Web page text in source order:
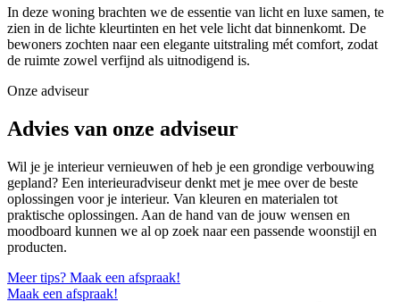
In deze woning brachten we de essentie van licht en luxe samen, te
zien in de lichte kleurtinten en het vele licht dat binnenkomt. De
bewoners zochten naar een elegante uitstraling mét comfort, zodat
de ruimte zowel verfijnd als uitnodigend is.
Onze adviseur
Advies van onze adviseur
Wil je je interieur vernieuwen of heb je een grondige verbouwing
gepland? Een interieuradviseur denkt met je mee over de beste
oplossingen voor je interieur. Van kleuren en materialen tot
praktische oplossingen. Aan de hand van de jouw wensen en
moodboard kunnen we al op zoek naar een passende woonstijl en
producten.
Meer tips? Maak een afspraak!
Maak een afspraak!